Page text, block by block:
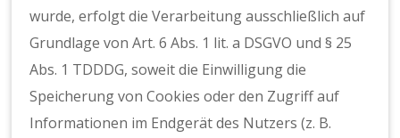
wurde, erfolgt die Verarbeitung ausschließlich auf
Grundlage von Art. 6 Abs. 1 lit. a DSGVO und § 25
Abs. 1 TDDDG, soweit die Einwilligung die
Speicherung von Cookies oder den Zugriff auf
Informationen im Endgerät des Nutzers (z. B.